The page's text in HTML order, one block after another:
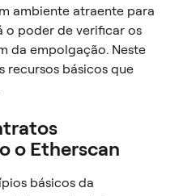
ambiente atraente para
o poder de verificar os
da empolgação. Neste
recursos básicos que
o Etherscan
básicos da